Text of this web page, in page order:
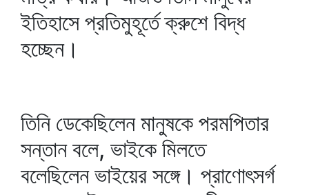
ইতিহাসে প্রতিমুহূর্তে ক্রুশে বিদ্ধ
হচ্ছেন।
তিনি ডেকেছিলেন মানুষকে পরমপিতার
সন্তান বলে, ভাইকে মিলতে
বলেছিলেন ভাইয়ের সঙ্গে। প্রাণোৎসর্গ